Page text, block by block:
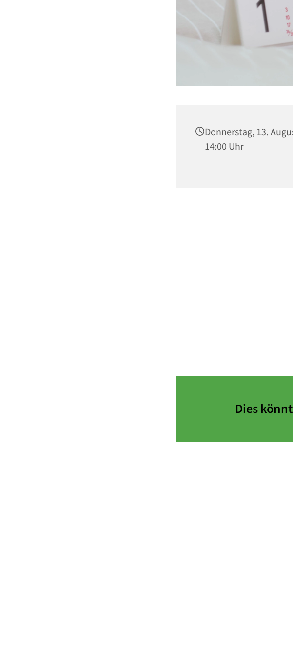
Donnerstag, 13.
14:00 Uhr
Dies